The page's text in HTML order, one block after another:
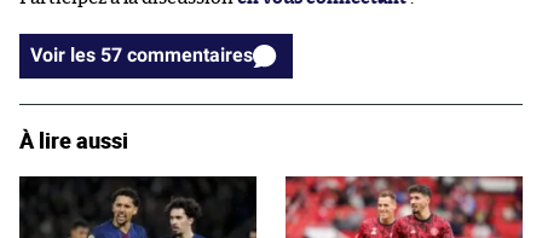
Voir les 57 commentaires
À lire aussi